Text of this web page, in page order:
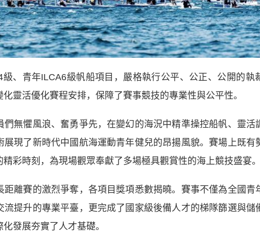
青年ILCA6級帆船項目，嚴格執行公平、公正、公開的執
靈活優化賽程安排，保障了賽事競技的專業性與公平性。
懼風浪、奮勇爭先，在變幻的海況中精準操控船帆、靈活
展現了新時代中國航海運動青年健兒的昂揚風貌。賽場上既有
彩時刻，為現場觀眾奉獻了多場極具觀賞性的海上競技盛宴。
賽的激烈爭奪，各項目獎項悉數揭曉。賽事不僅為全國青
流提升的專業平臺，更完成了國家級後備人才的梯隊篩選與儲
發展夯實了人才基礎。